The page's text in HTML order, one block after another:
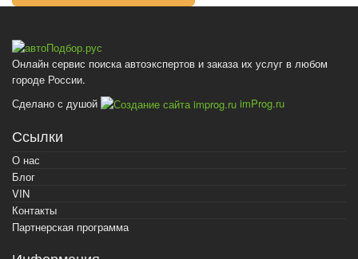
Онлайн сервис поиска автоэкспертов и заказа их услуг в любом
городе России.
Сделано с душой
imProg.ru
Ссылки
О нас
Блог
VIN
Контакты
Партнерская программа